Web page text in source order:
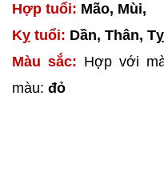
Hợp tuổi: Mão, Mùi,
Kỵ tuổi: Dần, Thân, Tỵ
Màu sắc: Hợp với
màu: đỏ